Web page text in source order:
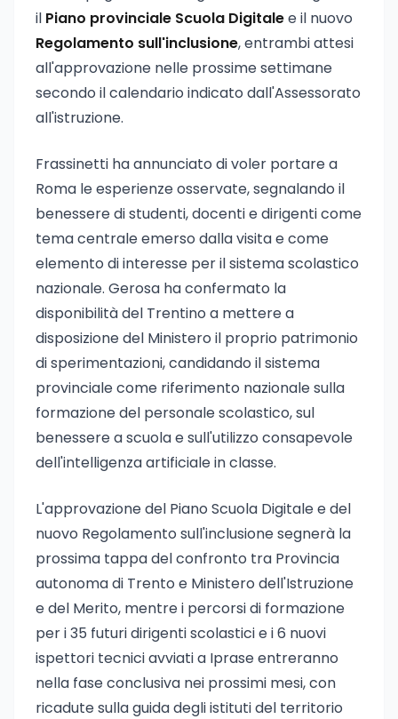
il Piano provinciale Scuola Digitalee il nuovo
Regolamento sull'inclusione, entrambi attesi
all'approvazione nelle prossime settimane
secondo il calendario indicato dall'Assessorato
all'istruzione.
Frassinetti ha annunciato di voler portare a
Roma le esperienze osservate, segnalando il
benessere di studenti, docenti e dirigenti come
tema centrale emerso dalla visita e come
elemento di interesse per il sistema scolastico
nazionale. Gerosa ha confermato la
disponibilità del Trentino a mettere a
disposizione del Ministero il proprio patrimonio
di sperimentazioni, candidando il sistema
provinciale come riferimento nazionale sulla
formazione del personale scolastico, sul
benessere a scuola e sull'utilizzo consapevole
dell'intelligenza artificiale in classe.
L'approvazione del Piano Scuola Digitale e del
nuovo Regolamento sull'inclusione segnerà la
prossima tappa del confronto tra Provincia
autonoma di Trento e Ministero dell'Istruzione
e del Merito, mentre i percorsi di formazione
per i 35 futuri dirigenti scolastici e i 6 nuovi
ispettori tecnici avviati a Iprase entreranno
nella fase conclusiva nei prossimi mesi, con
ricadute sulla guida degli istituti del territorio